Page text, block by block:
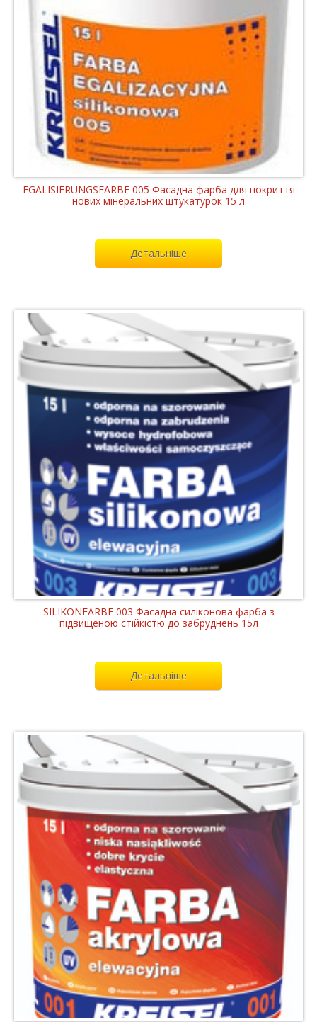
EGALISIERUNGSFARBE 005 Фасадна фарба для покриття
нових мінеральних штукатурок 15 л
Детальніше
SILIKONFARBE 003 Фасадна силіконова фарба з
підвищеною стійкістю до забруднень 15л
Детальніше